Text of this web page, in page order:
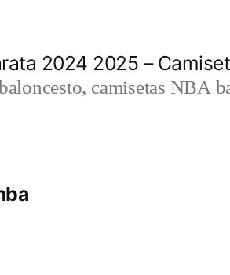
2024 2025 –
camisetas NBA